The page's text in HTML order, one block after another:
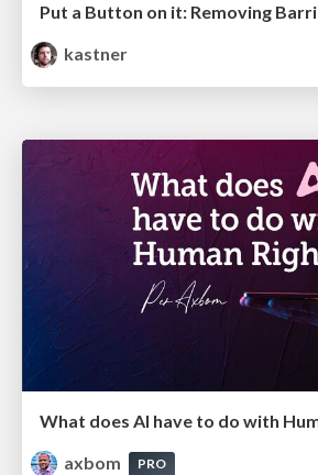
kastner
What does AI have to do with
axbom
PRO